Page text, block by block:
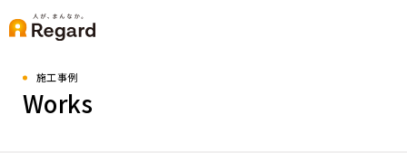
施工事例
Works